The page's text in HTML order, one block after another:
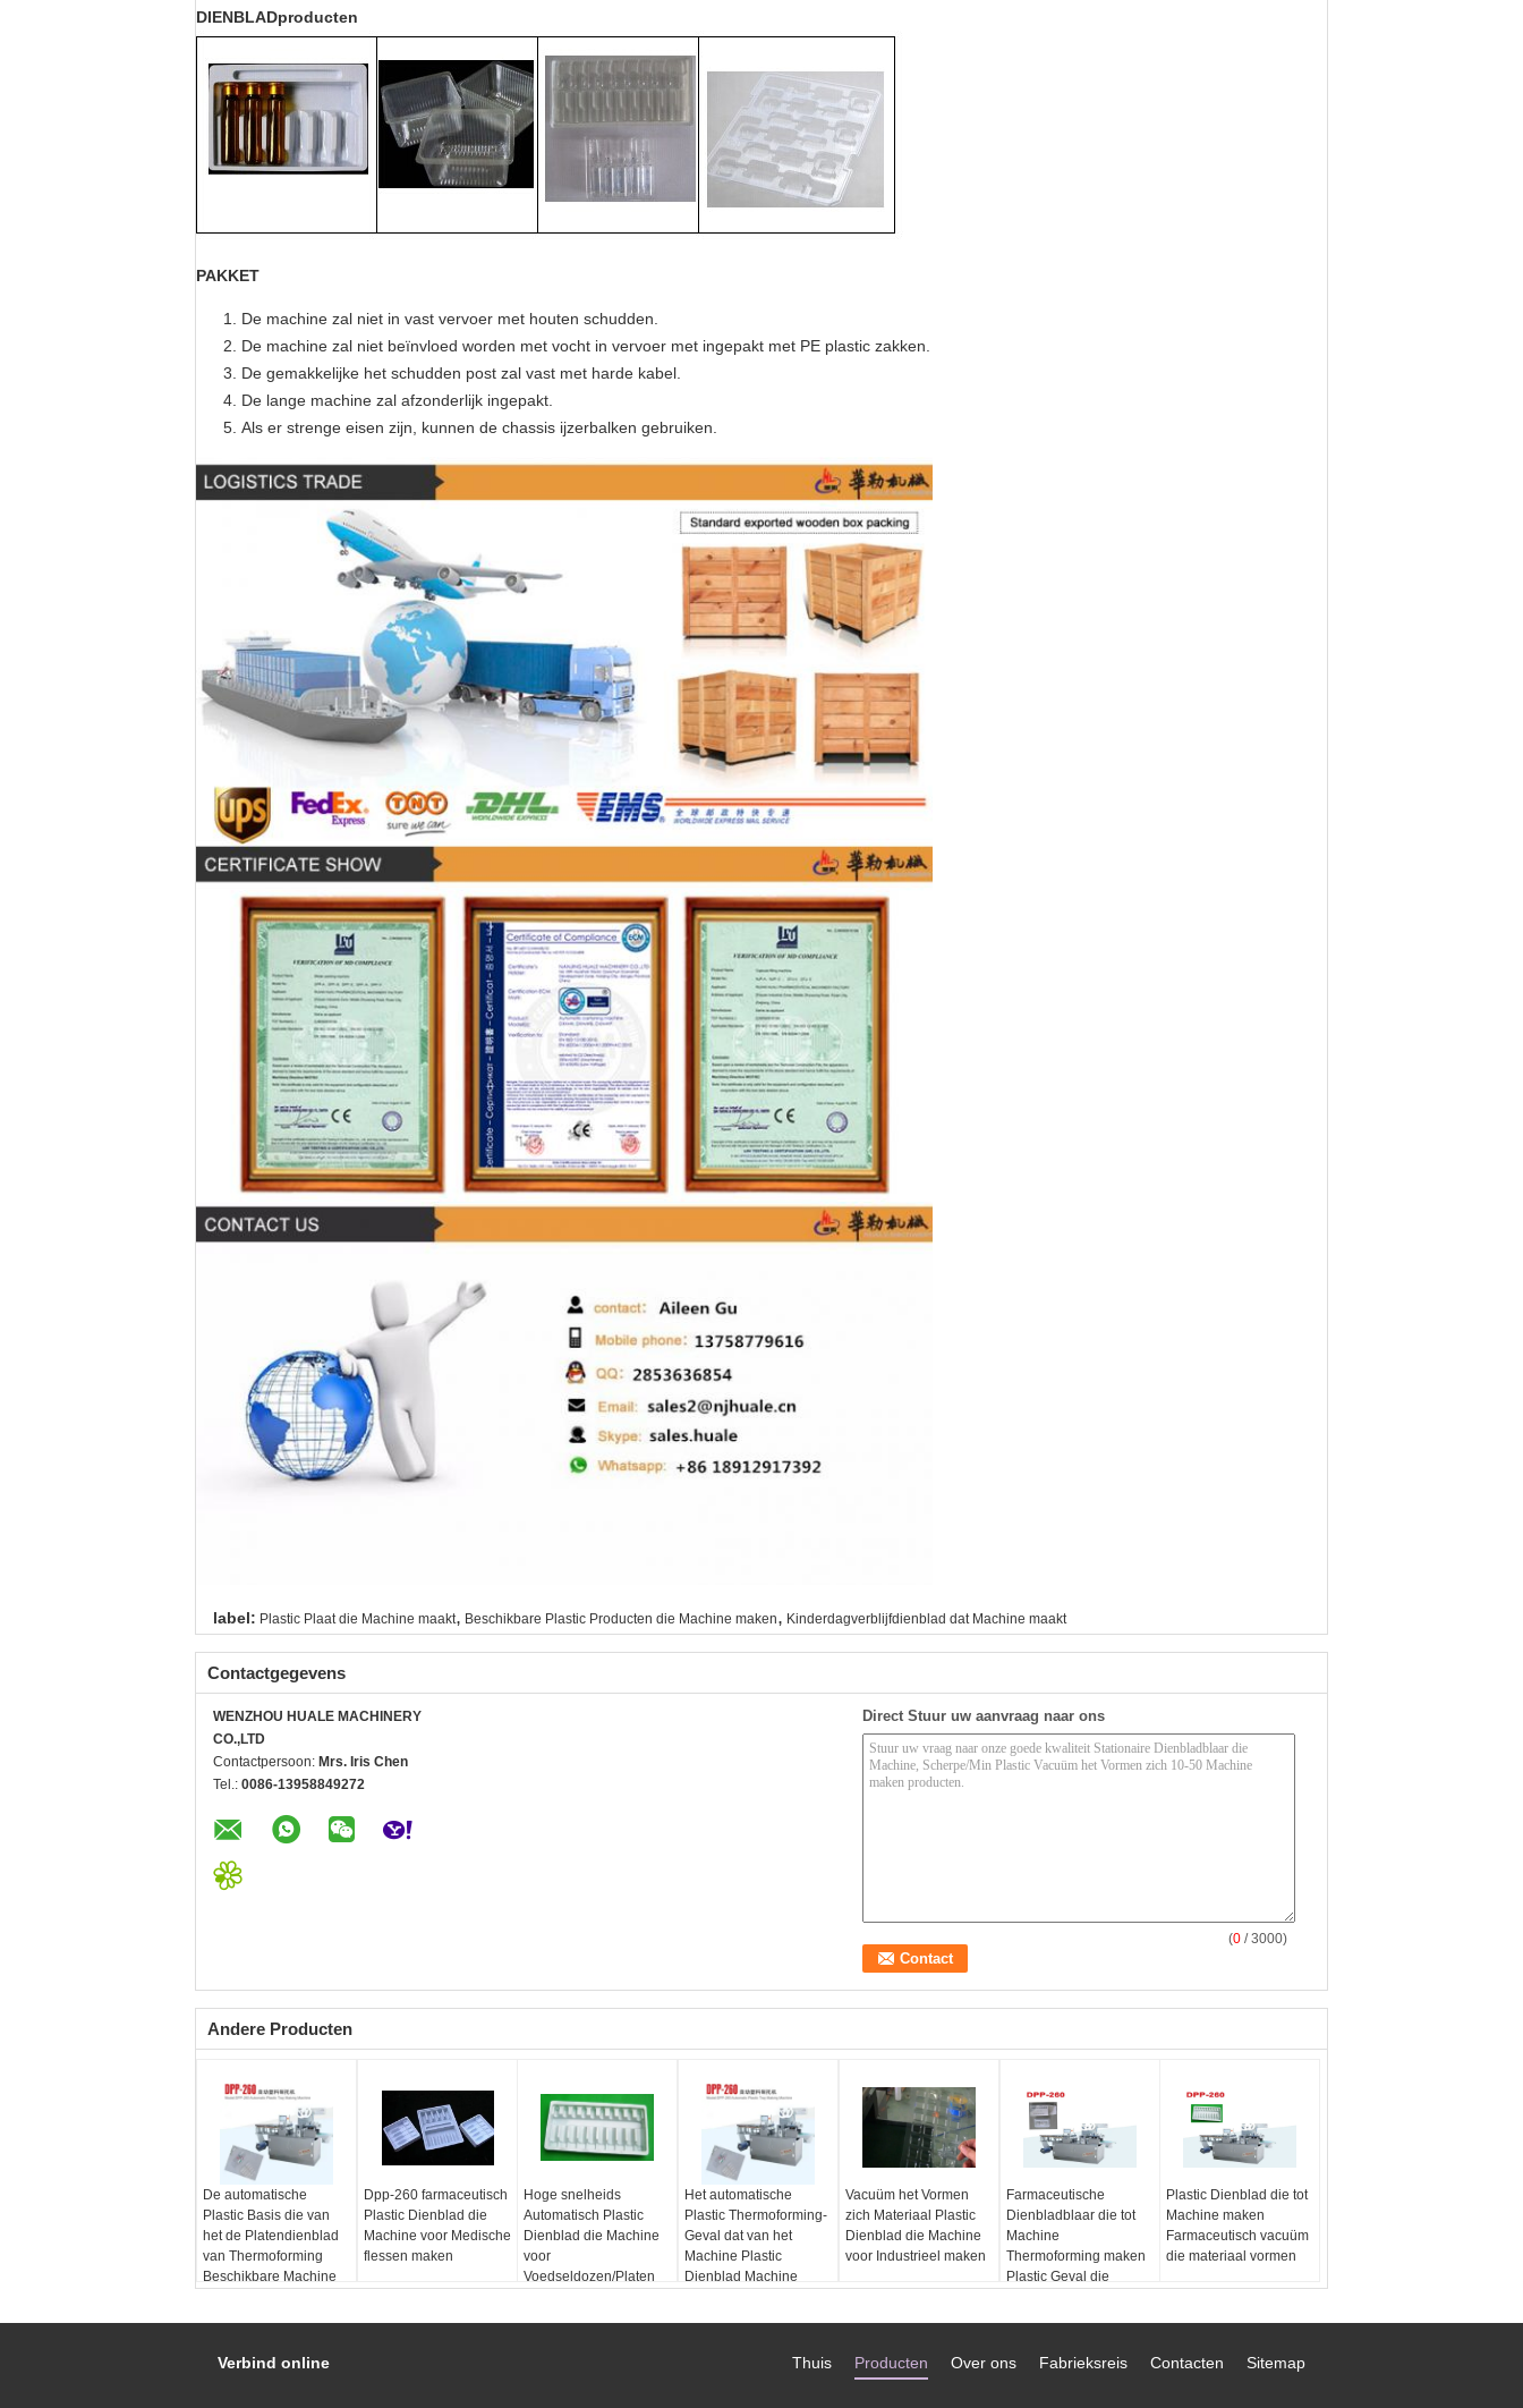
DIENBLADproducten
PAKKET
De machine zal niet in vast vervoer met houten schudden.
De machine zal niet beïnvloed worden met vocht in vervoer met ingepakt met PE plastic zakken.
De gemakkelijke het schudden post zal vast met harde kabel.
De lange machine zal afzonderlijk ingepakt.
Als er strenge eisen zijn, kunnen de chassis ijzerbalken gebruiken.
label: Plastic Plaat die Machine maakt, Beschikbare Plastic Producten die Machine maken, Kinderdagverblijfdienblad dat Machine maakt
Contactgegevens
WENZHOU HUALE MACHINERY
CO.,LTD
Contactpersoon: Mrs. Iris Chen
Tel.: 0086-13958849272
Direct Stuur uw aanvraag naar ons
(0 / 3000)
Andere Producten
De automatische
Plastic Basis die van
het de Platendienblad
van Thermoforming
Beschikbare Machine
Dpp-260 farmaceutisch
Plastic Dienblad die
Machine voor Medische
flessen maken
Hoge snelheids
Automatisch Plastic
Dienblad die Machine
voor
Voedseldozen/Platen
Het automatische
Plastic Thermoforming-
Geval dat van het
Machine Plastic
Dienblad Machine
Vacuüm het Vormen
zich Materiaal Plastic
Dienblad die Machine
voor Industrieel maken
Farmaceutische
Dienbladblaar die tot
Machine
Thermoforming maken
Plastic Geval die
Plastic Dienblad die tot
Machine maken
Farmaceutisch vacuüm
die materiaal vormen
Verbind online Sitemap
Contacten
Fabrieksreis
Over ons
Producten
Thuis